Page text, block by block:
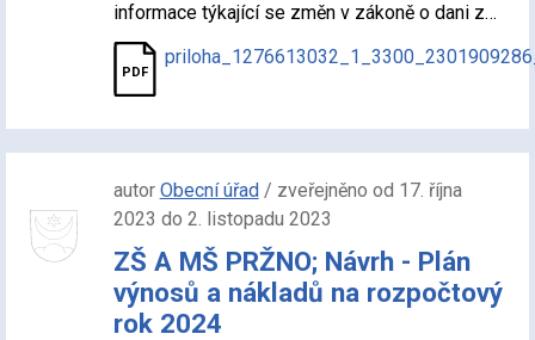
informace týkající se změn v zákoně o dani z…
autor Obecní úřad/ zveřejněno od 17. října
2023 do 2. listopadu 2023
ZŠ A MŠ PRŽNO; Návrh - Plán
výnosů a nákladů na rozpočtový
rok 2024